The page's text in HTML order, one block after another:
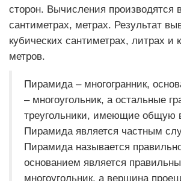
сторон. Вычисления производятся
сантиметрах, метрах. Результат
кубических сантиметрах, литрах и
метров.
Пирамида – многогранник,
– многоугольник, а остальные
треугольники, имеющие общую
Пирамида является частным
Пирамида называется
основанием является
многоугольник, а вершина